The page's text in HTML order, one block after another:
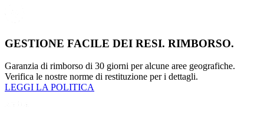
GESTIONE FACILE DEI RESI. RIMBORSO.
Garanzia di rimborso di 30 giorni per alcune aree geografiche.
Verifica le nostre norme di restituzione per i dettagli.
LEGGI LA POLITICA